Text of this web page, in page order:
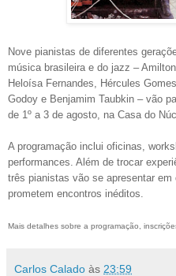
Nove pianistas de diferentes
música brasileira e do jazz –
Heloísa Fernandes, Hércules
Godoy e Benjamim Taubkin – vão
de 1º a 3 de agosto, na Casa do
A programação inclui oficinas,
performances. Além de trocar
três pianistas vão se apresentar
prometem encontros inéditos.
Mais detalhes sobre a programação,
Carlos Calado às 23:59